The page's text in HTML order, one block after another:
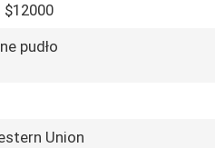
$12000
pudło
Union